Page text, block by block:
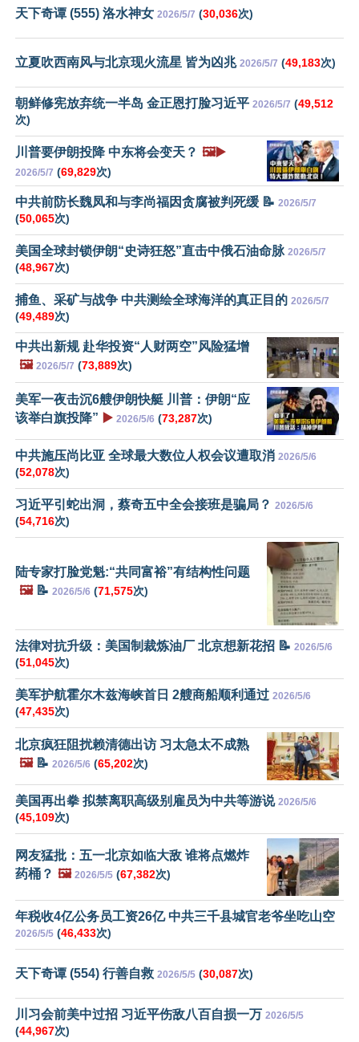
天下奇谭 (555) 洛水神女 2026/5/7 (30,036次)
立夏吹西南风与北京现火流星 皆为凶兆 2026/5/7 (49,183次)
朝鲜修宪放弃统一半岛 金正恩打脸习近平 2026/5/7 (49,512
次)
川普要伊朗投降 中东将会变天？ 🖼️▶️
2026/5/7 (69,829次)
中共前防长魏凤和与李尚福因贪腐被判死缓 📝 2026/5/7
(50,065次)
美国全球封锁伊朗“史诗狂怒”直击中俄石油命脉 2026/5/7
(48,967次)
捕鱼、采矿与战争 中共测绘全球海洋的真正目的 2026/5/7
(49,489次)
中共出新规 赴华投资“人财两空”风险猛增
🖼️ 2026/5/7 (73,889次)
美军一夜击沉6艘伊朗快艇 川普：伊朗“应
该举白旗投降” ▶️ 2026/5/6 (73,287次)
中共施压尚比亚 全球最大数位人权会议遭取消 2026/5/6
(52,078次)
习近平引蛇出洞，蔡奇五中全会接班是骗局？ 2026/5/6
(54,716次)
陆专家打脸党魁:“共同富裕”有结构性问题
🖼️📝 2026/5/6 (71,575次)
法律对抗升级：美国制裁炼油厂 北京想新花招 📝 2026/5/6
(51,045次)
美军护航霍尔木兹海峡首日 2艘商船顺利通过 2026/5/6
(47,435次)
北京疯狂阻扰赖清德出访 习太急太不成熟
🖼️📝 2026/5/6 (65,202次)
美国再出拳 拟禁离职高级别雇员为中共等游说 2026/5/6
(45,109次)
网友猛批：五一北京如临大敌 谁将点燃炸
药桶？ 🖼️ 2026/5/5 (67,382次)
年税收4亿公务员工资26亿 中共三千县城官老爷坐吃山空
2026/5/5 (46,433次)
天下奇谭 (554) 行善自救 2026/5/5 (30,087次)
川习会前美中过招 习近平伤敌八百自损一万 2026/5/5
(44,967次)